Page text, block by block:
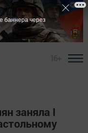
заняла I
баннера через